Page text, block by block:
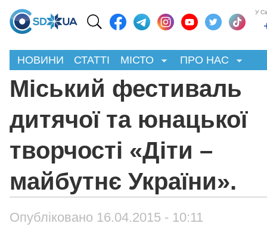
У
НОВИНИ СТАТТІ МІСТО ПРО НАС
Міський фестиваль
дитячої та юнацької
творчості «Діти –
майбутнє України».
Опубліковано 16.04.2015 - 10:11